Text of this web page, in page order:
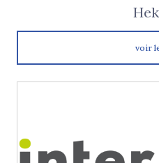
voir